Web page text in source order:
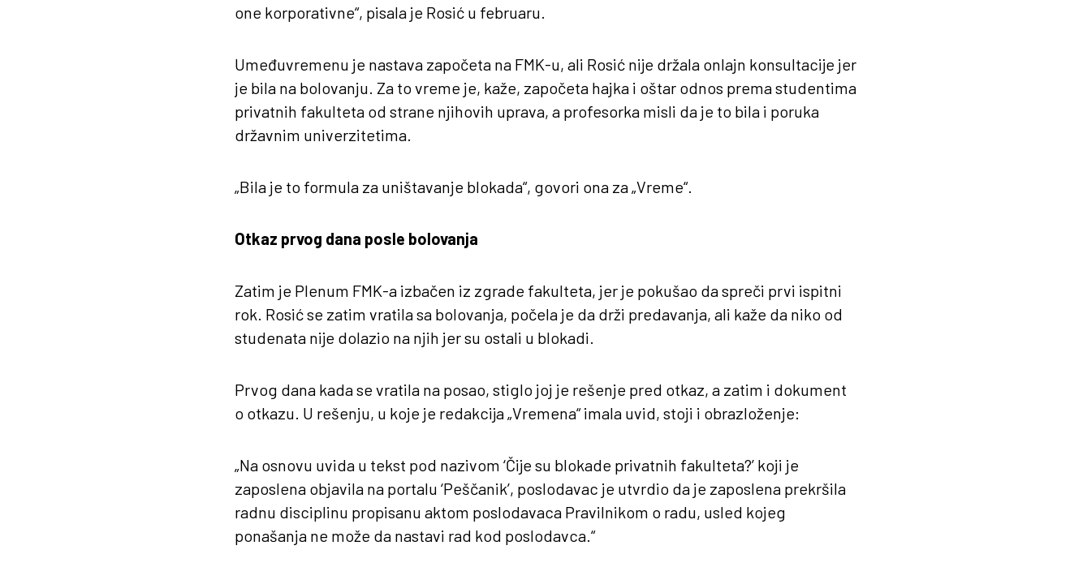
one korporativne“, pisala je Rosić u februaru.
Umeđuvremenu je nastava započeta na FMK-u, ali Rosić nije držala onlajn konsultacije jer
je bila na bolovanju. Za to vreme je, kaže, započeta hajka i oštar odnos prema studentima
privatnih fakulteta od strane njihovih uprava, a profesorka misli da je to bila i poruka
državnim univerzitetima.
„Bila je to formula za uništavanje blokada“, govori ona za „Vreme“.
Otkaz prvog dana posle bolovanja
Zatim je Plenum FMK-a izbačen iz zgrade fakulteta, jer je pokušao da spreči prvi ispitni
rok. Rosić se zatim vratila sa bolovanja, počela je da drži predavanja, ali kaže da niko od
studenata nije dolazio na njih jer su ostali u blokadi.
Prvog dana kada se vratila na posao, stiglo joj je rešenje pred otkaz, a zatim i dokument
o otkazu. U rešenju, u koje je redakcija „Vremena“ imala uvid, stoji i obrazloženje:
„Na osnovu uvida u tekst pod nazivom ‘Čije su blokade privatnih fakulteta?’ koji je
zaposlena objavila na portalu ‘Peščanik’, poslodavac je utvrdio da je zaposlena prekršila
radnu disciplinu propisanu aktom poslodavaca Pravilnikom o radu, usled kojeg
ponašanja ne može da nastavi rad kod poslodavca.“